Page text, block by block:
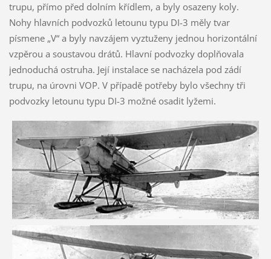
trupu, přímo před dolním křídlem, a byly osazeny koly.
Nohy hlavních podvozků letounu typu DI-3 měly tvar
písmene „V“ a byly navzájem vyztuženy jednou horizontální
vzpěrou a soustavou drátů. Hlavní podvozky doplňovala
jednoduchá ostruha. Její instalace se nacházela pod zádí
trupu, na úrovni VOP. V případě potřeby bylo všechny tři
podvozky letounu typu DI-3 možné osadit lyžemi.